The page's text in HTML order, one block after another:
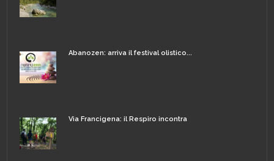
Abanozen: arriva il festival olistico...
Via Francigena: il Respiro incontra